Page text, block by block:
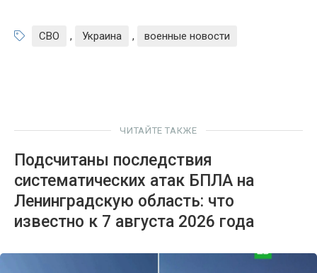
СВО , Украина , военные новости
ЧИТАЙТЕ ТАКЖЕ
Подсчитаны последствия
систематических атак БПЛА на
Ленинградскую область: что
известно к 7 августа 2026 года